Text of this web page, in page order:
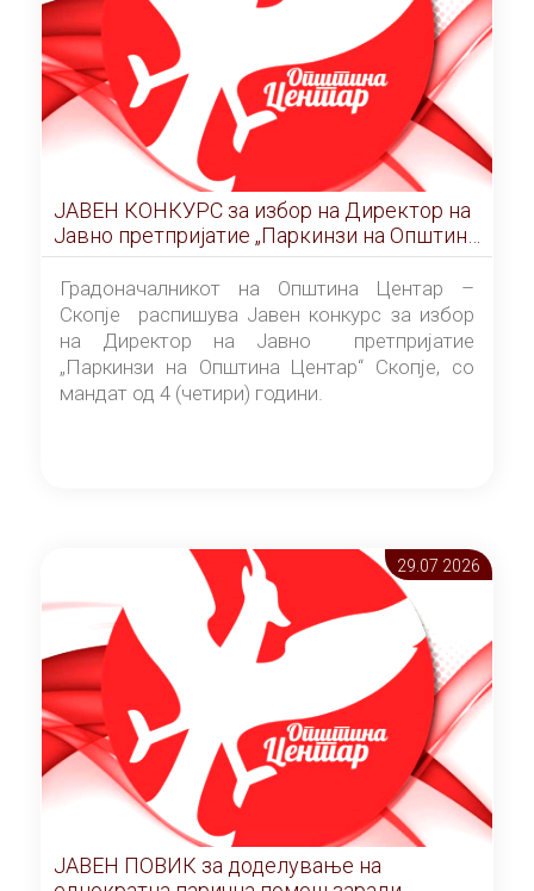
ЈАВЕН КОНКУРС за избор на Директор на
Јавно претпријатие „Паркинзи на Општина
Центар“ – Скопје
Градоначалникот на Општина Центар –
Скопје распишува Јавен конкурс за избор
на Директор на Јавно претпријатие
„Паркинзи на Општина Центар“ Скопје, со
мандат од 4 (четири) години.
29.07 2026
ЈАВЕН ПОВИК за доделување на